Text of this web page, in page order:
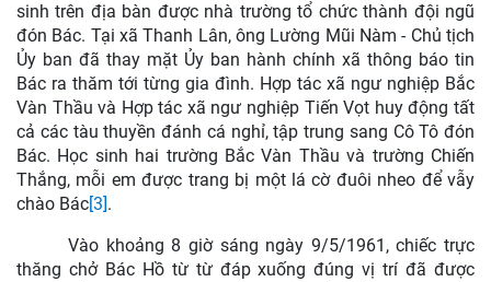
sinh trên địa bàn được nhà trường tổ chức thành đội ngũ
đón Bác. Tại xã Thanh Lân, ông Lường Mũi Nàm - Chủ tịch
Ủy ban đã thay mặt Ủy ban hành chính xã thông báo tin
Bác ra thăm tới từng gia đình. Hợp tác xã ngư nghiệp Bắc
Vàn Thầu và Hợp tác xã ngư nghiệp Tiến Vọt huy động tất
cả các tàu thuyền đánh cá nghỉ, tập trung sang Cô Tô đón
Bác. Học sinh hai trường Bắc Vàn Thầu và trường Chiến
Thắng, mỗi em được trang bị một lá cờ đuôi nheo để vẫy
chào Bác[3].
Vào khoảng 8 giờ sáng ngày 9/5/1961, chiếc trực
thăng chở Bác Hồ từ từ đáp xuống đúng vị trí đã được